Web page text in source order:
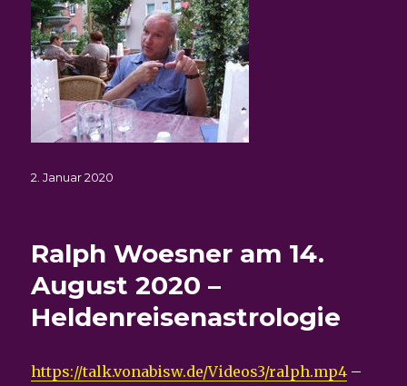
Veröffentlicht
2. Januar 2020
Ralph Woesner am 14.
August 2020 –
Heldenreisenastrologie
https://talk.vonabisw.de/Videos3/ralph.mp4 –